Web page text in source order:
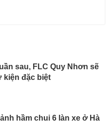
sau, FLC Quy Nhơn sẽ
kiện đặc biệt
hầm chui 6 làn xe ở Hà